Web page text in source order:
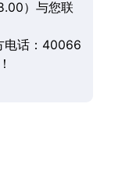
）与您联
电话：40066